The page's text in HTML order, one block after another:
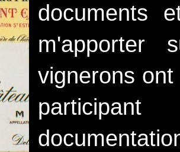
documents
m'apporter
vignerons